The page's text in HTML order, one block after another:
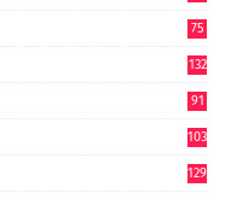
75
132
91
103
129